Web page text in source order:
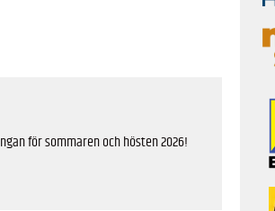
för sommaren och hösten 2026!